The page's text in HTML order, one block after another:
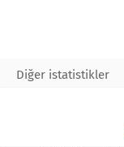
Diğer istatistikler